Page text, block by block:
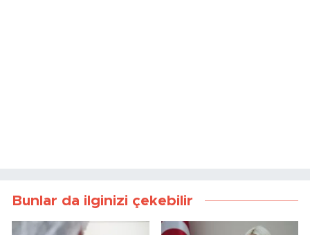
Bunlar da ilginizi çekebilir